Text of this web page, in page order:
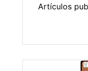
Artículos